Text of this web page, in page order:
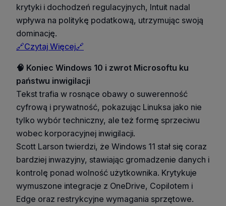
krytyki i dochodzeń regulacyjnych, Intuit nadal
wpływa na politykę podatkową, utrzymując swoją
dominację.
🔗Czytaj Więcej🔗
🧠 Koniec Windows 10 i zwrot Microsoftu ku
państwu inwigilacji
Tekst trafia w rosnące obawy o suwerenność
cyfrową i prywatność, pokazując Linuksa jako nie
tylko wybór techniczny, ale też formę sprzeciwu
wobec korporacyjnej inwigilacji.
Scott Larson twierdzi, że Windows 11 stał się coraz
bardziej inwazyjny, stawiając gromadzenie danych i
kontrolę ponad wolność użytkownika. Krytykuje
wymuszone integracje z OneDrive, Copilotem i
Edge oraz restrykcyjne wymagania sprzętowe.